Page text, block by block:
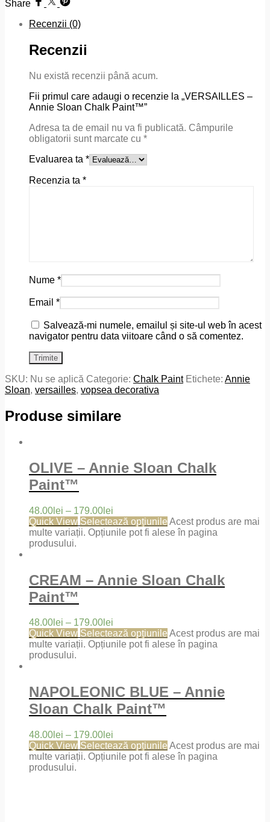
Share
Recenzii (0)
Recenzii
Nu există recenzii până acum.
Fii primul care adaugi o recenzie la „VERSAILLES –
Annie Sloan Chalk Paint™”
Adresa ta de email nu va fi publicată. Câmpurile
obligatorii sunt marcate cu *
Evaluarea ta *
Recenzia ta *
Nume *
Email *
Salvează-mi numele, emailul și site-ul web în acest
navigator pentru data viitoare când o să comentez.
SKU: Nu se aplică Categorie: Chalk Paint Etichete: Annie
Sloan, versailles, vopsea decorativa
Produse similare
OLIVE – Annie Sloan Chalk
Paint™
48.00 lei – 179.00 lei
Quick View Selectează opțiunile Acest produs are mai
multe variații. Opțiunile pot fi alese în pagina
produsului.
CREAM – Annie Sloan Chalk
Paint™
48.00 lei – 179.00 lei
Quick View Selectează opțiunile Acest produs are mai
multe variații. Opțiunile pot fi alese în pagina
produsului.
NAPOLEONIC BLUE – Annie
Sloan Chalk Paint™
48.00 lei – 179.00 lei
Quick View Selectează opțiunile Acest produs are mai
multe variații. Opțiunile pot fi alese în pagina
produsului.